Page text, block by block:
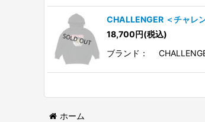
CHALLENGER ＜チャレ
18,700円(税込)
ブランド：
ホーム